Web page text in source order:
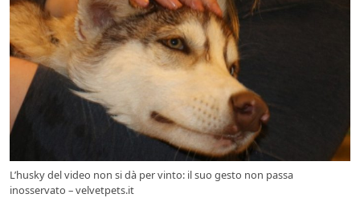
L’husky del video non si dà per vinto: il suo gesto non passa
inosservato – velvetpets.it